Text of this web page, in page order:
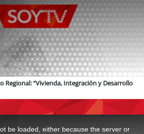
Regional: “Vivienda, Integración y Desarrollo
be loaded, either because the server or